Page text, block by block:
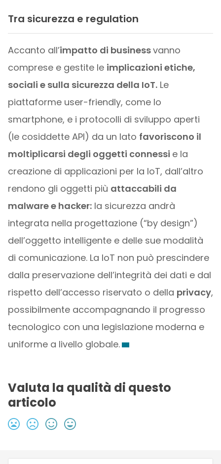
Tra sicurezza e regulation
Accanto all’impatto di businessvanno
comprese e gestite le implicazioni etiche,
sociali e sulla sicurezza della IoT.Le
piattaforme user-friendly, come lo
smartphone, e i protocolli di sviluppo aperti
(le cosiddette API) da un lato favoriscono il
moltiplicarsi degli oggetti connessi e la
creazione di applicazioni per la IoT, dall’altro
rendono gli oggetti più attaccabili da
malware e hacker:la sicurezza andrà
integrata nella progettazione (“by design”)
dell’oggetto intelligente e delle sue modalità
di comunicazione. La IoT non può prescindere
dalla preservazione dell’integrità dei dati e dal
rispetto dell’accesso riservato o della privacy,
possibilmente accompagnando il progresso
tecnologico con una legislazione moderna e
uniforme a livello globale.
Valuta la qualità di questo
articolo